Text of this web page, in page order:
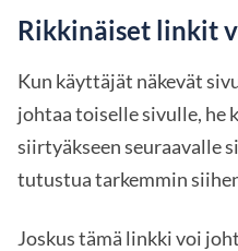
Rikkinäiset linkit
Kun käyttäjät näkevät
johtaa toiselle sivulle, he
siirtyäkseen seuraavalle
tutustua tarkemmin
Joskus tämä linkki voi